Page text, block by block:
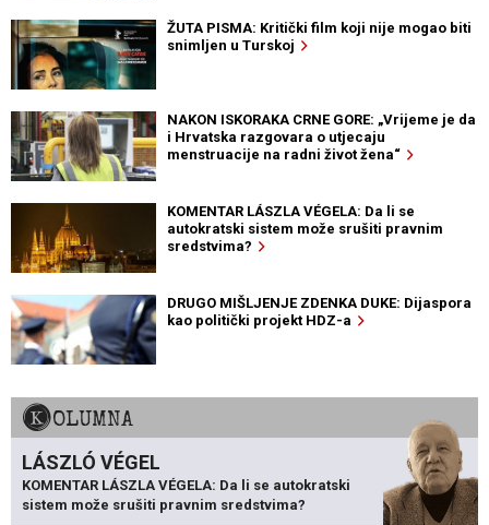
ŽUTA PISMA: Kritički film koji nije mogao biti
snimljen u Turskoj
NAKON ISKORAKA CRNE GORE: „Vrijeme je da
i Hrvatska razgovara o utjecaju
menstruacije na radni život žena“
KOMENTAR LÁSZLA VÉGELA: Da li se
autokratski sistem može srušiti pravnim
sredstvima?
DRUGO MIŠLJENJE ZDENKA DUKE: Dijaspora
kao politički projekt HDZ-a
KOLUMNA
LÁSZLÓ VÉGEL
KOMENTAR LÁSZLA VÉGELA: Da li se autokratski
sistem može srušiti pravnim sredstvima?